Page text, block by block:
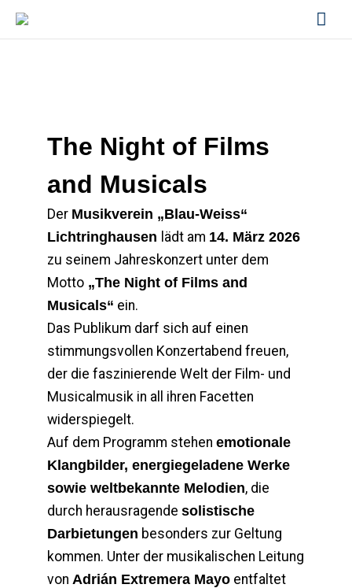
Inhalt
springen
The Night of Films
and Musicals
Der Musikverein „Blau-Weiss“
Lichtringhausen lädt am 14. März 2026
zu seinem Jahreskonzert unter dem
Motto „The Night of Films and
Musicals“ ein.
Das Publikum darf sich auf einen
stimmungsvollen Konzertabend freuen,
der die faszinierende Welt der Film- und
Musicalmusik in all ihren Facetten
widerspiegelt.
Auf dem Programm stehen emotionale
Klangbilder, energiegeladene Werke
sowie weltbekannte Melodien, die
durch herausragende solistische
Darbietungen besonders zur Geltung
kommen. Unter der musikalischen Leitung
von Adrián Extremera Mayo entfaltet